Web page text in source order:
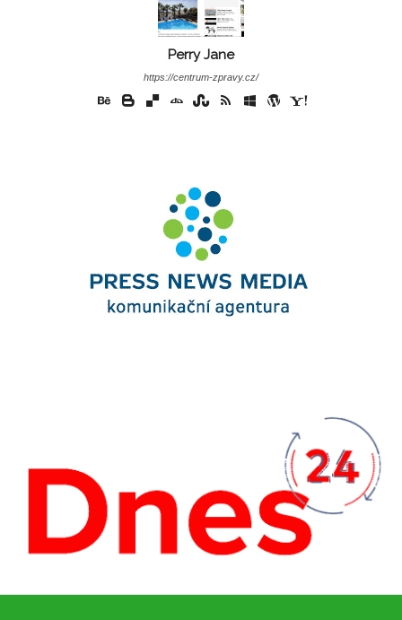
Perry Jane
https://centrum-zpravy.cz/